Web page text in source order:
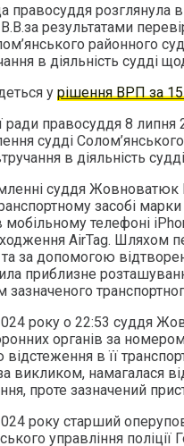
правосуддя розглянула
результатами
районного
в діяльність судді
у рішення ВРП за
правосуддя 8
судді
в діяльність
суддя Жовноватюк
засобі
мобільному телефоні
AirTag. Шляхом
та за допомогою
приблизне
року о 22:53 суддя
органів за
в її
викликом, намагалася
проте зазначений
року старший
управління поліції